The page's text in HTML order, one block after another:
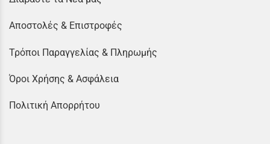
Αποστολές & Επιστροφές
Τρόποι Παραγγελίας & Πληρωμής
Όροι Χρήσης & Ασφάλεια
Πολιτική Απορρήτου